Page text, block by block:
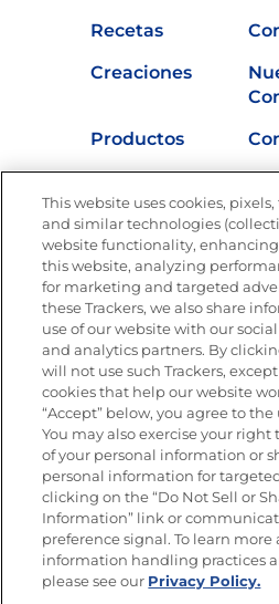
Recetas
Creaciones
Productos
Nutrición
Únete a La
Recibe Nuevas Recetas,
Email(Obligatorio)
SÍGUENOS EN LAS
This website uses cookies,
and similar technologies
website functionality,
this website, analyzing
for marketing and targeted
these Trackers, we also share
use of our website with our
and analytics partners. By
will not use such Trackers,
cookies that help our website
“Accept” below, you agree to the
You may also exercise your
of your personal information or
personal information for
clicking on the “Do Not Sell or
Information” link or
preference signal. To learn
information handling practices
please see our Privacy Policy.